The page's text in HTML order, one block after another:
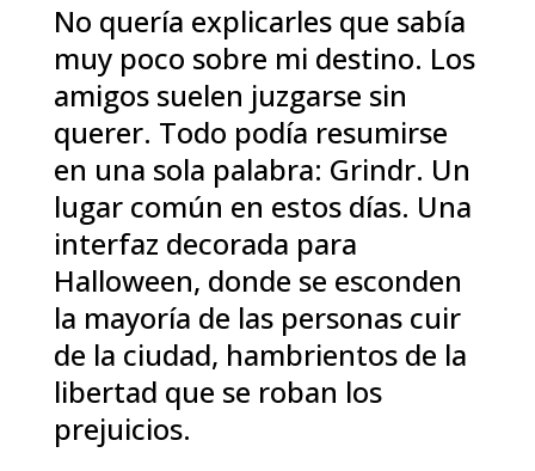
No quería explicarles que sabía
muy poco sobre mi destino. Los
amigos suelen juzgarse sin
querer. Todo podía resumirse
en una sola palabra: Grindr. Un
lugar común en estos días. Una
interfaz decorada para
Halloween, donde se esconden
la mayoría de las personas cuir
de la ciudad, hambrientos de la
libertad que se roban los
prejuicios.